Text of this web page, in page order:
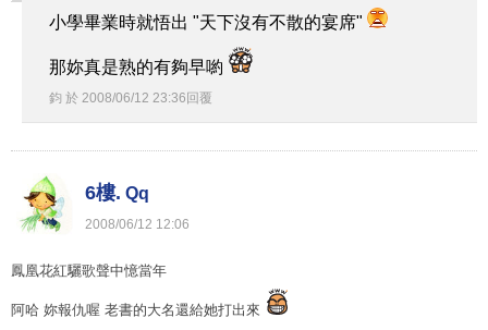
小學畢業時就悟出 "天下沒有不散的宴席"
那妳真是熟的有夠早喲
鈞 於 2008/06/12 23:36 回覆
6樓. Qq
2008/06/12 12:06
鳳凰花紅驪歌聲中憶當年
阿哈 妳報仇喔 老書的大名還給她打出來